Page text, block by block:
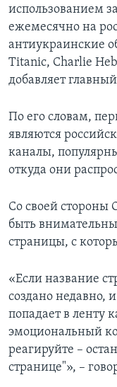
использованием
ежемесячно на
антиукраинские
Titanic, Charlie
добавляет
По его словам,
являются
каналы,
откуда они
Со своей стороны
быть
страницы, с
«Если название
создано недавно,
попадает в ленту
эмоциональный
реагируйте –
странице"», –